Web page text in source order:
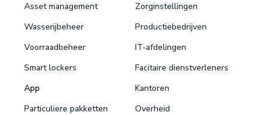
Asset management
Wasserijbeheer
Voorraadbeheer
Smart lockers
App
Particuliere pakketten
Zorginstellingen
Productiebedrijven
IT-afdelingen
Facitaire dienstverleners
Kantoren
Overheid